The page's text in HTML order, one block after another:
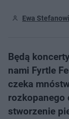
Ewa
Będą
nami Fyrtle
czeka
rozkopanego
stworzenie